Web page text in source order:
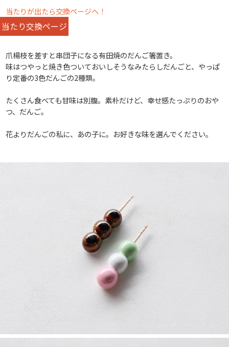
当たりが出たら交換ページへ！
当たり交換ページ
爪楊枝を差すと串団子になる有田焼のだんご箸置き。
味はつやっと焼き色ついておいしそうなみたらしだんごと、やっぱ
り定番の3色だんごの2種類。
たくさん食べても甘味は別腹。素朴だけど、幸せ感たっぷりのおや
つ、だんご。
花よりだんごの私に、あの子に。お好きな味を選んでください。